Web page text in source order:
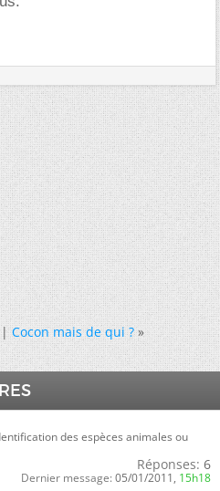
Cocon mais de qui ? »
des espèces animales ou
Réponses: 6
Dernier message: 05/01/2011, 15h18